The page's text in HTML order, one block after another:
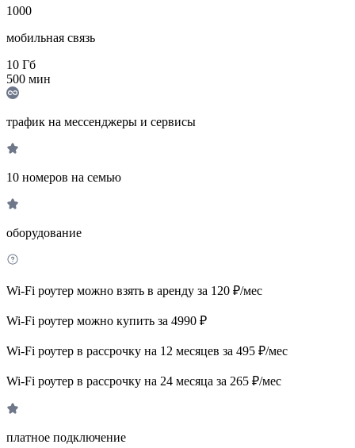
1000
мобильная связь
10 Гб
500 мин
трафик на мессенджеры и сервисы
10 номеров на семью
оборудование
Wi-Fi роутер можно взять в аренду за 120 ₽/мес
Wi-Fi роутер можно купить за 4990 ₽
Wi-Fi роутер в рассрочку на 12 месяцев за 495 ₽/мес
Wi-Fi роутер в рассрочку на 24 месяца за 265 ₽/мес
платное подключение